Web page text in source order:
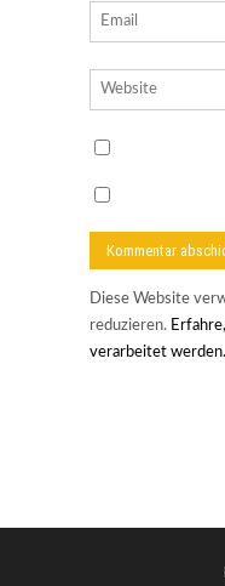
Diese Website
reduzieren.
verarbeitet werden.